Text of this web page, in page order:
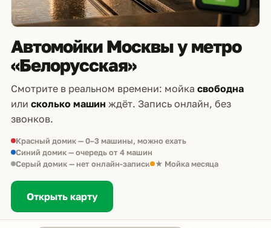
Автомойки Москвы у метро
«Белорусская»
Смотрите в реальном времени: мойка свободна
или сколько машин ждёт. Запись онлайн, без
звонков.
Красный домик — 0–3 машины, можно ехать
Синий домик — очередь от 4 машин
Серый домик — нет онлайн-записи ★ Мойка месяца
Открыть карту